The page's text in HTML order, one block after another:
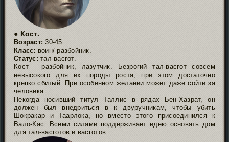
● Кост.
Возраст: 30-45.
Класс: воин/ разбойник.
Статус: тал-васгот.
Кост - разбойник, лазутчик. Безрогий тал-васгот совсем
невысокого для их породы роста, при этом достаточно
крепко сбитый. При особенном желании может даже сойти за
человека.
Некогда носивший титул Таллис в рядах Бен-Хазрат, он
должен был внедриться в к двуручникам, чтобы убить
Шокракар и Таарлока, но вместо этого присоединился к
Вало-Кас. Всеми силами поддерживает идею основать дом
для тал-васготов и васготов.